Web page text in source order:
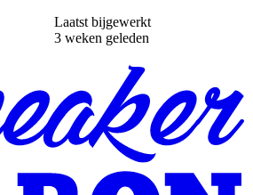
Laatst bijgewerkt
3 weken geleden